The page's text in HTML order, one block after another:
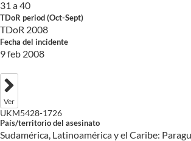
31 a 40
TDoR period (Oct-Sept)
TDoR 2008
Fecha del incidente
9 feb 2008
Ver
UKM5428-1726
País/territorio del asesinato
Sudamérica, Latinoamérica y el Caribe: